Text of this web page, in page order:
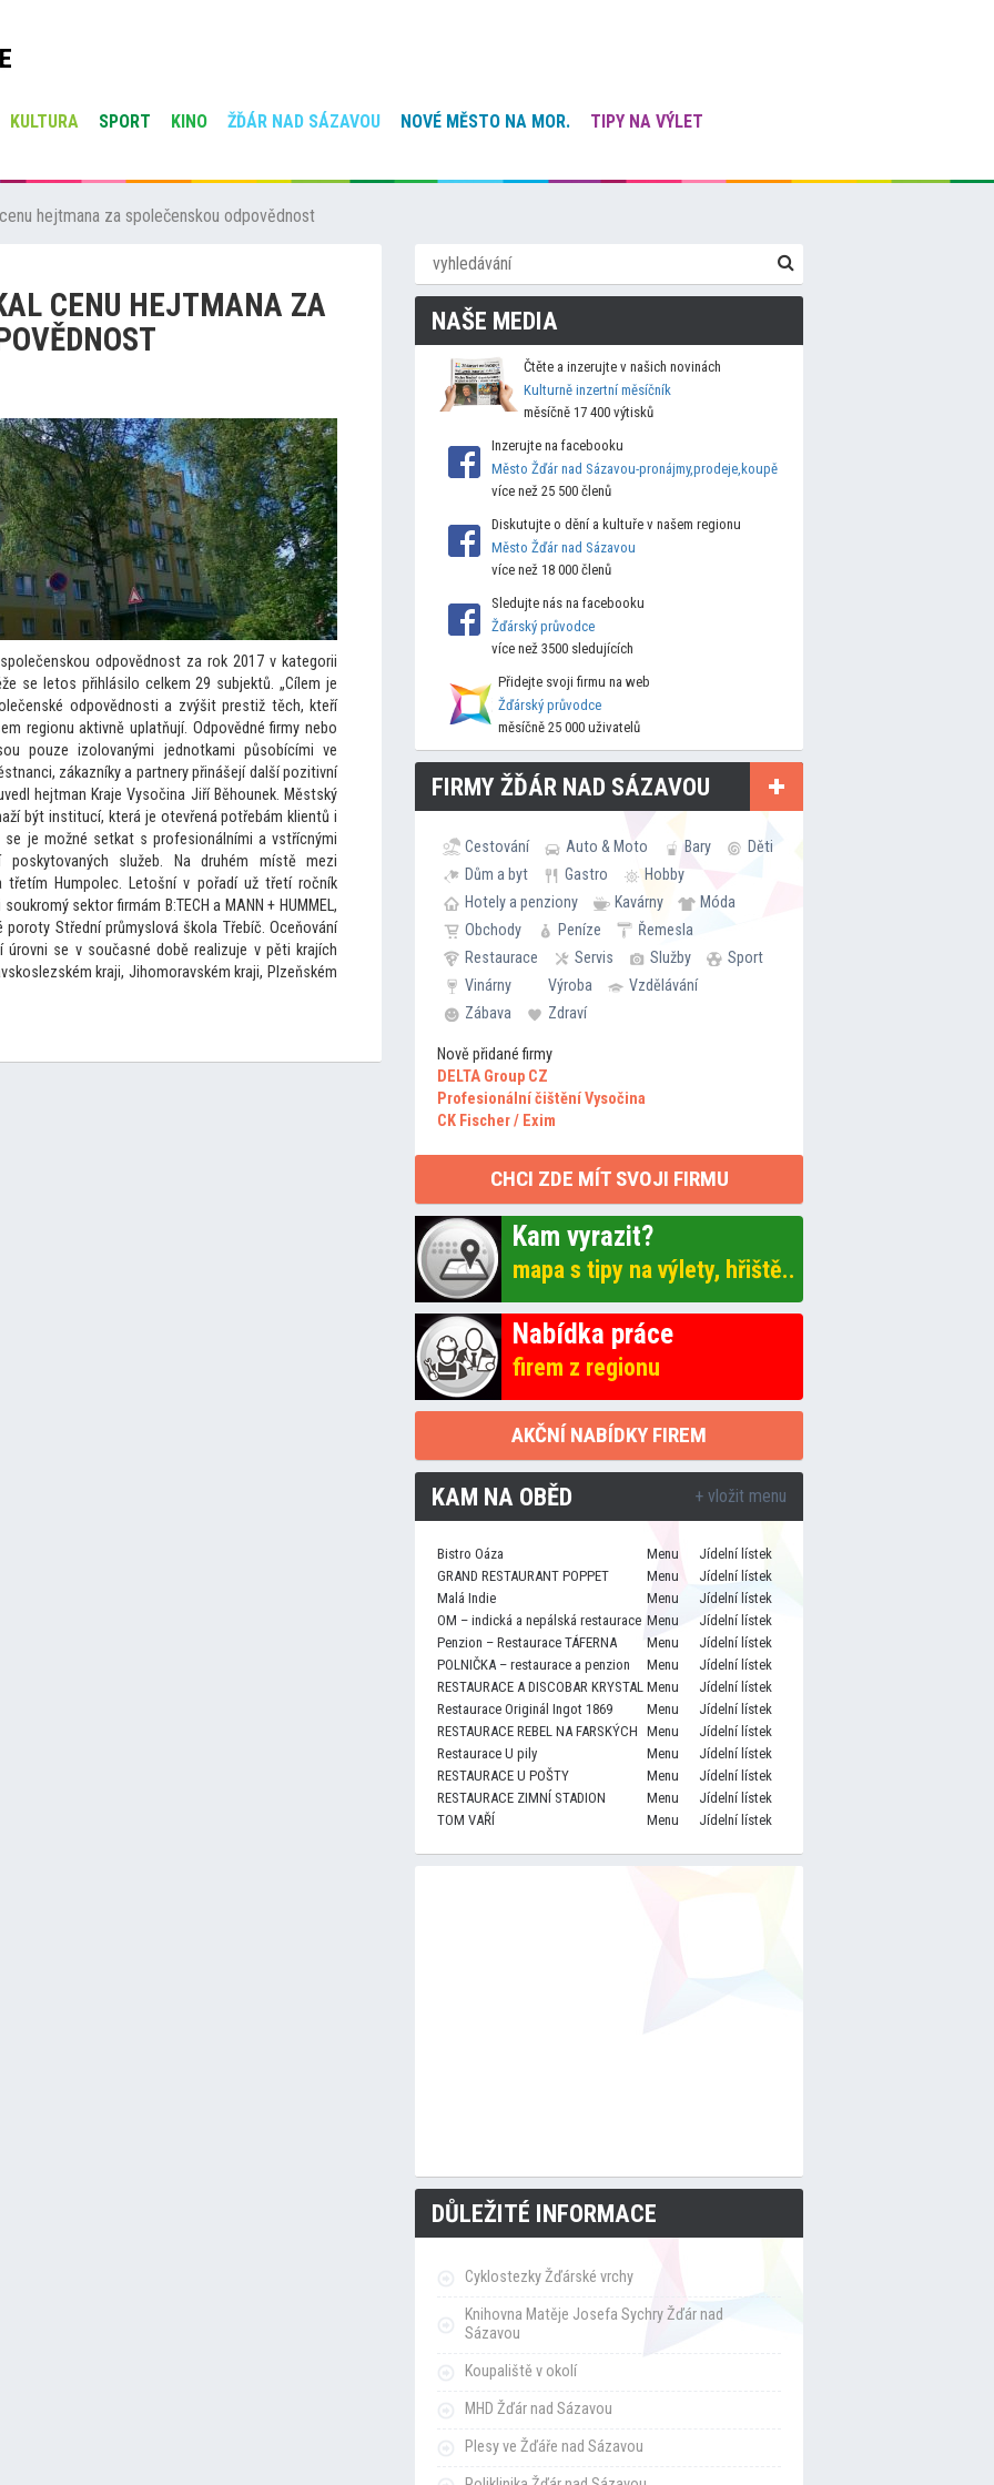
KULTURA SPORT KINO ŽĎÁR NAD SÁZAVOU NOVÉ MĚSTO NA MOR.
TIPY NA VÝLET
hejtmana za společenskou odpovědnost
CENU HEJTMANA ZA
odpovědnost za rok 2017 v kategorii
se letos přihlásilo celkem 29 subjektů. „Cílem je
odpovědnosti a zvýšit prestiž těch, kteří
regionu aktivně uplatňují. Odpovědné firmy nebo
pouze izolovanými jednotkami působícími ve
zákazníky a partnery přinášejí další pozitivní
hejtman Kraje Vysočina Jiří Běhounek. Městský
být institucí, která je otevřená potřebám klientů i
se je možné setkat s profesionálními a vstřícnými
poskytovaných služeb. Na druhém místě mezi
třetím Humpolec. Letošní v pořadí už třetí ročník
sektor firmám B:TECH a MANN + HUMMEL,
Střední průmyslová škola Třebíč. Oceňování
úrovni se v současné době realizuje v pěti krajích
kraji, Jihomoravském kraji, Plzeňském
NAŠE MEDIA
Čtěte a inzerujte v našich novinách
Kulturně inzertní měsíčník
měsíčně 17 400 výtisků
Inzerujte na facebooku
Město Žďár nad Sázavou-pronájmy,prodeje,koupě
více než 25 500 členů
Diskutujte o dění a kultuře v našem regionu
Město Žďár nad Sázavou
více než 18 000 členů
Sledujte nás na facebooku
Žďárský průvodce
více než 3500 sledujících
Přidejte svoji firmu na web
Žďárský průvodce
měsíčně 25 000 uživatelů
FIRMY ŽĎÁR NAD SÁZAVOU
Cestování Auto & Moto Bary
Děti
Dům a byt
Gastro
Hobby
Hotely a penziony
Kavárny
Móda
Obchody
Peníze
Řemesla
Restaurace
Servis Služby
Sport
Vinárny
Výroba
Vzdělávání
Zábava
Zdraví
Nově přidané firmy
DELTA Group CZ
Profesionální čištění Vysočina
CK Fischer / Exim
CHCI ZDE MÍT SVOJI FIRMU
Kam vyrazit?
mapa s tipy na výlety, hřiště..
Nabídka práce
firem z regionu
AKČNÍ NABÍDKY FIREM
KAM NA OBĚD + vložit menu
Bistro Oáza Menu
Jídelní lístek
GRAND RESTAURANT POPPET
Menu
Jídelní lístek
Malá Indie
Menu
Jídelní lístek
OM – indická a nepálská restaurace Menu
Jídelní lístek
Penzion – Restaurace TÁFERNA
Menu
Jídelní lístek
POLNIČKA – restaurace a penzion
Menu
Jídelní lístek
RESTAURACE A DISCOBAR KRYSTAL Menu
Jídelní lístek
Restaurace Originál Ingot 1869
Menu
Jídelní lístek
RESTAURACE REBEL NA FARSKÝCH Menu
Jídelní lístek
Restaurace U pily
Menu
Jídelní lístek
RESTAURACE U POŠTY
Menu
Jídelní lístek
RESTAURACE ZIMNÍ STADION
Menu
Jídelní lístek
TOM VAŘÍ
Menu Jídelní lístek
DŮLEŽITÉ INFORMACE
Cyklostezky Žďárské vrchy
Knihovna Matěje Josefa Sychry Žďár nad
Sázavou
Koupaliště v okolí
MHD Žďár nad Sázavou
Plesy ve Žďáře nad Sázavou